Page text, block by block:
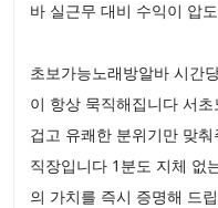
바 실근무 대비 수익이 압
초보가능노래방알바 시간
이 항상 묵직해집니다 서
겁고 유쾌한 분위기만 맞
직장입니다 1분도 지체 없
의 가치를 즉시 증명해 드